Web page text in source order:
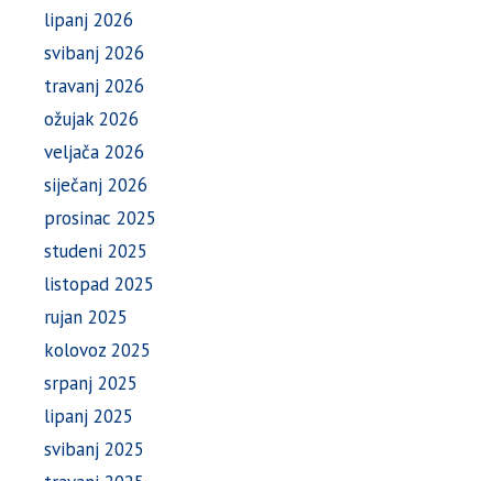
lipanj 2026
svibanj 2026
travanj 2026
ožujak 2026
veljača 2026
siječanj 2026
prosinac 2025
studeni 2025
listopad 2025
rujan 2025
kolovoz 2025
srpanj 2025
lipanj 2025
svibanj 2025